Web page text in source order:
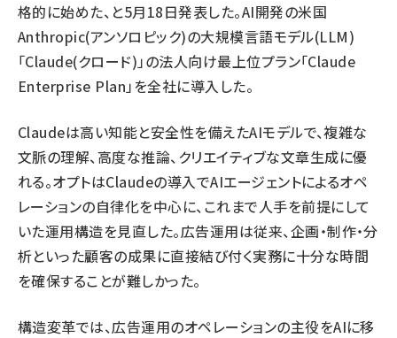
格的に始めた、と5月18日発表した。AI開発の米国
Anthropic(アンソロピック)の大規模言語モデル(LLM)
「Claude(クロード)」の法人向け最上位プラン「Claude
Enterprise Plan」を全社に導入した。
Claudeは高い知能と安全性を備えたAIモデルで、複雑な
文脈の理解、高度な推論、クリエイティブな文章生成に優
れる。オプトはClaudeの導入でAIエージェントによるオペ
レーションの自律化を中心に、これまで人手を前提にして
いた運用構造を見直した。広告運用は従来、企画・制作・分
析といった顧客の成果に直接結び付く実務に十分な時間
を確保することが難しかった。
構造変革では、広告運用のオペレーションの主役をAIに移